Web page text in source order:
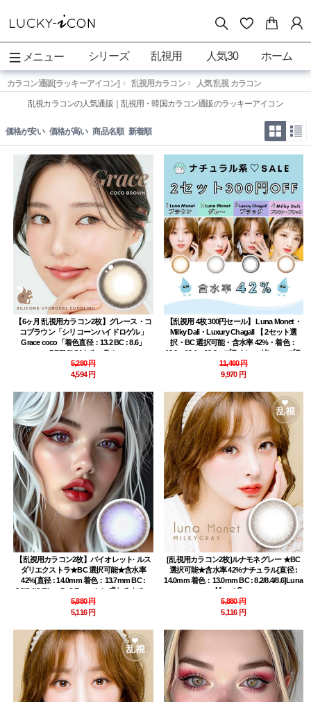
メニュー シリーズ 乱視用 人気30 ホーム
カラコン通販[ラッキーアイコン] 乱視用カラコン 人気 乱視 カラコン
乱視カラコンの人気通販｜乱視用・韓国カラコン通販のラッキーアイコン
価格が安い 価格が高い 商品名順 新着順
【6ヶ月 乱視用カラコン2枚】グレース・コ
コブラウン「シリコーンハイドロゲル」
Grace coco「着色直径：13.2 BC : 8.6」
PREMIUMナチュラル
5,280 円
4,594 円
【乱視用 4枚 300円セール】 Luna Monet・
Milky Dali・Luxury Chagall 【 2セット選
択・BC 選択可能・含水率 42%・着色：
13.0、13.1、13.3・ブラウン、グレー、ブラ
ック】ルナモネ、ミルキーダリ、ラグジュ
アリー・シャガール
11,460 円
9,970 円
【乱視用カラコン2枚】バイオレット· ルス
ダリエクストラ★BC 選択可能★含水率
42%[直径 : 14.0mm 着色：13.7mm BC :
8.2/8.4/8.6]Luz Dali Extra violet盛れるナチュ
ラルハーフ系
5,880 円
5,116 円
[乱視用カラコン2枚]ルナモネグレー ★BC
選択可能★含水率 42%ナチュラル[直径 :
14.0mm 着色：13.0mm BC : 8.2/8.4/8.6]Luna
Monet Gray
5,880 円
5,116 円